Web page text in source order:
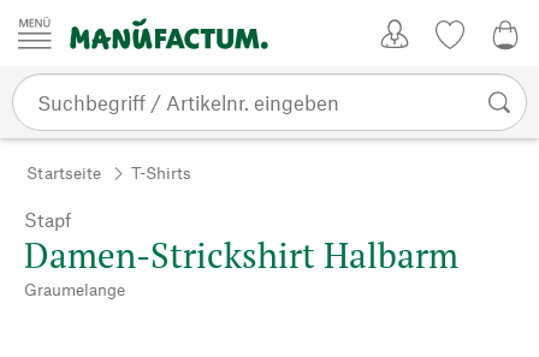
Zum Inhalt springen
Startseite T-Shirts
Stapf
Damen-Strickshirt Halbarm
Graumelange